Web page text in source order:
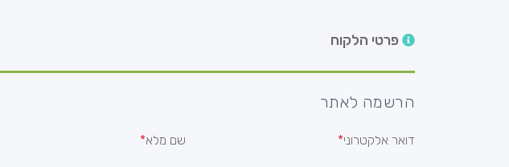
פרטי הלקוח
הרשמה לאתר
דואר אלקטרוני שם מלא